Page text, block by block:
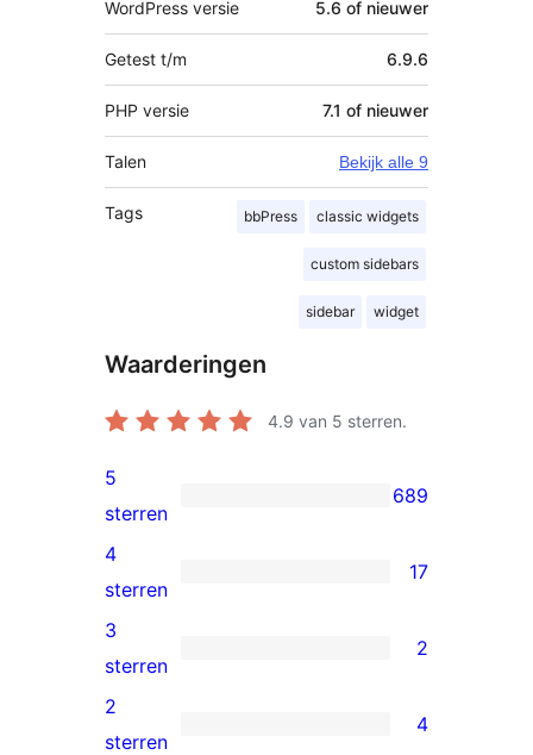
WordPress versie 5.6 of nieuwer
Getest t/m 6.9.6
PHP versie 7.1 of nieuwer
Talen Bekijk alle 9
Tags bbPress classic widgets
custom sidebars
sidebar widget
Waarderingen
4.9 van 5 sterren.
689
5
sterren
beoordelingen
5
sterren
689
17
4
sterren
beoordelingen
4
sterren
17
2
3
sterren
3
sterren
2
4
2
sterren
4